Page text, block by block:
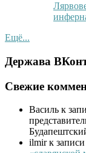
Ещё...
Держава
Свежие
Василь к
ilmirк